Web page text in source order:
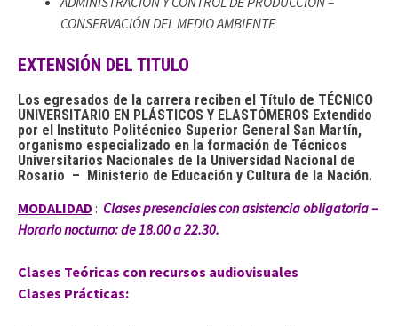
CONSERVACIÓN DEL MEDIO AMBIENTE
EXTENSIÓN DEL TITULO
Los egresados de la carrera reciben el Título de TÉCNICO
UNIVERSITARIO EN PLÁSTICOS Y ELASTÓMEROS Extendido
por el Instituto Politécnico Superior General San Martín,
organismo especializado en la formación de Técnicos
Universitarios Nacionales de la Universidad Nacional de
Rosario – Ministerio de Educación y Cultura de la Nación.
MODALIDAD : Clases presenciales con asistencia obligatoria –
Horario nocturno: de 18.00 a 22.30.
Clases Teóricas con recursos audiovisuales
Clases Prácticas: